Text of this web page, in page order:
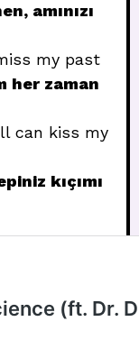
amınızı
my past
her zaman
can kiss my
kıçımı